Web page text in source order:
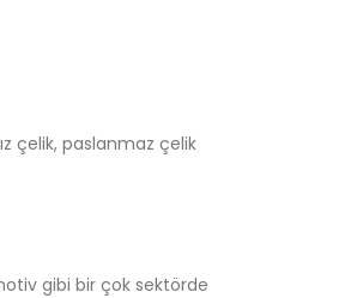
çelik, paslanmaz çelik
gibi bir çok sektörde